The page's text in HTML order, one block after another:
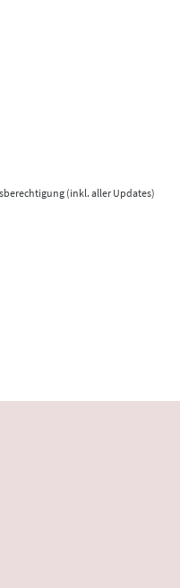
(inkl. aller Updates)